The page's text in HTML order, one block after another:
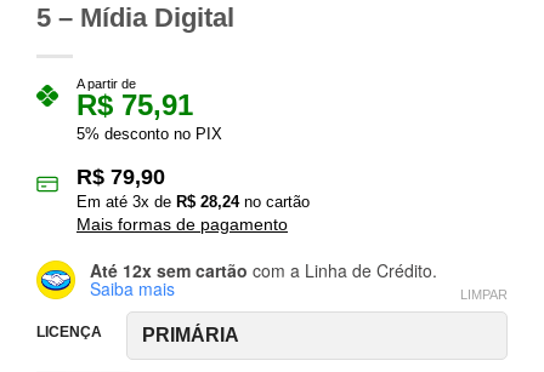
5 – Mídia Digital
A partir de
R$ 75,91
5% desconto no PIX
R$ 79,90
Em até 3x de R$ 28,24no cartão
Mais formas de pagamento
Até 12x sem cartão com a Linha de Crédito.
Saiba mais
LICENÇA
LIMPAR